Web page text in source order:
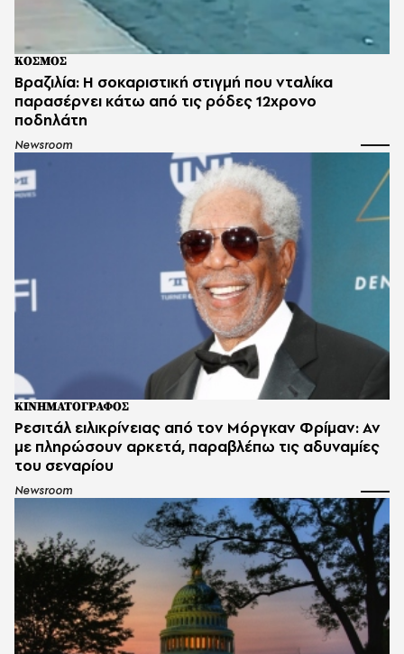
ΚΟΣΜΟΣ
Βραζιλία: Η σοκαριστική στιγμή που νταλίκα
παρασέρνει κάτω από τις ρόδες 12χρονο
ποδηλάτη
Newsroom
ΚΙΝΗΜΑΤΟΓΡΑΦΟΣ
Ρεσιτάλ ειλικρίνειας από τον Μόργκαν Φρίμαν: Αν
με πληρώσουν αρκετά, παραβλέπω τις αδυναμίες
του σεναρίου
Newsroom